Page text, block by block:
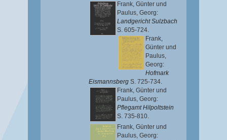
Frank, Günter und
Paulus, Georg:
Landgericht Sulzbach
S. 605-724.
Frank,
Günter und
Paulus,
Georg:
Hofmark
Eismannsberg S. 725-734.
Frank, Günter und
Paulus, Georg:
Pflegamt Hilpoltstein
S. 735-810.
Frank, Günter und
Paulus, Georg: